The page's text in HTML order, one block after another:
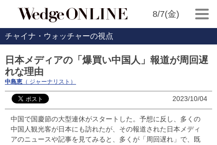
8/7(金)
チャイナ・ウォッチャーの視点
日本メディアの「爆買い中国人」報道が周回遅
れな理由
中島恵 （ ジャーナリスト）
2023/10/04
中国で国慶節の大型連休がスタートした。予想に反し、多くの
中国人観光客が日本にも訪れたが、その報道された日本メディ
アのニュースや記事を見てみると、多くが「周回遅れ」で、既